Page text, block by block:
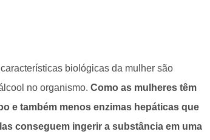
biológicas da mulher são
no organismo. Como as mulheres têm
e também menos enzimas hepáticas que
conseguem ingerir a substância em uma